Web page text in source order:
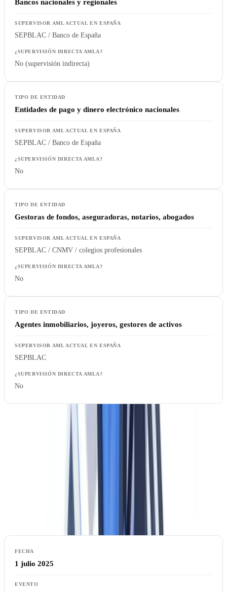
Bancos nacionales y regionales
SEPBLAC / Banco de España
No (supervisión indirecta)
Entidades de pago y dinero electrónico nacionales
SEPBLAC / Banco de España
No
Gestoras de fondos, aseguradoras, notarios, abogados
SEPBLAC / CNMV / colegios profesionales
No
Agentes inmobiliarios, joyeros, gestores de activos
SEPBLAC
No
seguirá siendo la autoridad de supervisión AML de
referencia. La AMLA actúa como garante de la coherencia del
sistema, pero no reemplaza a las autoridades nacionales.
Calendario: fechas clave 2025-2028
1 julio 2025